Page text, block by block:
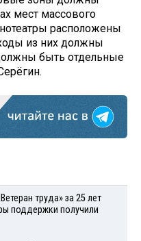
мест массового
расположены
из них должны
быть отдельные
труда» за 25 лет
поддержки получили